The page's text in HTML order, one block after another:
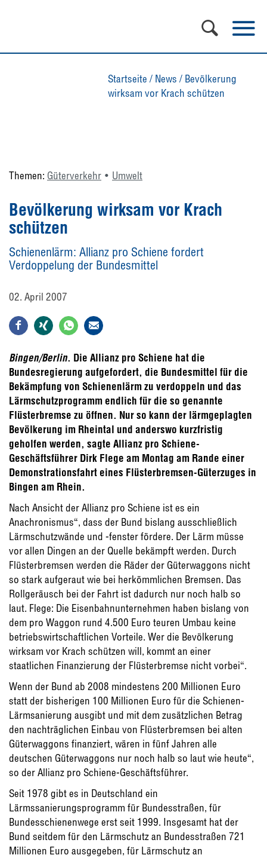
Startseite / News / Bevölkerung
wirksam vor Krach schützen
Themen: Güterverkehr Umwelt
Bevölkerung wirksam vor Krach
schützen
Schienenlärm: Allianz pro Schiene fordert
Verdoppelung der Bundesmittel
02. April 2007
Bingen/Berlin. Die Allianz pro Schiene hat die
Bundesregierung aufgefordert, die Bundesmittel für die
Bekämpfung von Schienenlärm zu verdoppeln und das
Lärmschutzprogramm endlich für die so genannte
Flüsterbremse zu öffnen. Nur so kann der lärmgeplagten
Bevölkerung im Rheintal und anderswo kurzfristig
geholfen werden, sagte Allianz pro Schiene-
Geschäftsführer Dirk Flege am Montag am Rande einer
Demonstrationsfahrt eines Flüsterbremsen-Güterzuges in
Bingen am Rhein.
Nach Ansicht der Allianz pro Schiene ist es ein
Anachronismus“, dass der Bund bislang ausschließlich
Lärmschutzwände und -fenster fördere. Der Lärm müsse
vor allen Dingen an der Quelle bekämpft werden. Durch
Flüsterbremsen werden die Räder der Güterwaggons nicht
so stark aufgeraut wie bei herkömmlichen Bremsen. Das
Rollgeräusch bei der Fahrt ist dadurch nur noch halb so
laut. Flege: Die Eisenbahnunternehmen haben bislang von
dem pro Waggon rund 4.500 Euro teuren Umbau keine
betriebswirtschaftlichen Vorteile. Wer die Bevölkerung
wirksam vor Krach schützen will, kommt an einer
staatlichen Finanzierung der Flüsterbremse nicht vorbei“.
Wenn der Bund ab 2008 mindestens 200 Millionen Euro
statt der bisherigen 100 Millionen Euro für die Schienen-
Lärmsanierung ausgibt und mit dem zusätzlichen Betrag
den nachträglichen Einbau von Flüsterbremsen bei alten
Güterwaggons finanziert, wären in fünf Jahren alle
deutschen Güterwaggons nur noch halb so laut wie heute“,
so der Allianz pro Schiene-Geschäftsführer.
Seit 1978 gibt es in Deutschland ein
Lärmssanierungsprogramm für Bundesstraßen, für
Bundesschienenwege erst seit 1999. Insgesamt hat der
Bund seitdem für den Lärmschutz an Bundesstraßen 721
Millionen Euro ausgegeben, für Lärmschutz an